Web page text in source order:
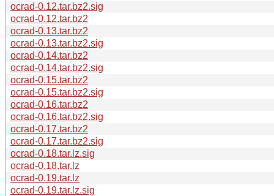
ocrad-0.12.tar.bz2.sig
ocrad-0.12.tar.bz2
ocrad-0.13.tar.bz2
ocrad-0.13.tar.bz2.sig
ocrad-0.14.tar.bz2
ocrad-0.14.tar.bz2.sig
ocrad-0.15.tar.bz2
ocrad-0.15.tar.bz2.sig
ocrad-0.16.tar.bz2
ocrad-0.16.tar.bz2.sig
ocrad-0.17.tar.bz2
ocrad-0.17.tar.bz2.sig
ocrad-0.18.tar.lz.sig
ocrad-0.18.tar.lz
ocrad-0.19.tar.lz
ocrad-0.19.tar.lz.sig